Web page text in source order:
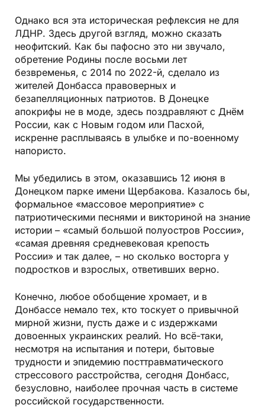
Однако вся эта историческая рефлексия не для
ЛДНР. Здесь другой взгляд, можно сказать
неофитский. Как бы пафосно это ни звучало,
обретение Родины после восьми лет
безвременья, с 2014 по 2022-й, сделало из
жителей Донбасса правоверных и
безапелляционных патриотов. В Донецке
апокрифы не в моде, здесь поздравляют с Днём
России, как с Новым годом или Пасхой,
искренне расплываясь в улыбке и по-военному
напористо.
Мы убедились в этом, оказавшись 12 июня в
Донецком парке имени Щербакова. Казалось бы,
формальное «массовое мероприятие» с
патриотическими песнями и викториной на знание
истории – «самый большой полуостров России»,
«самая древняя средневековая крепость
России» и так далее, – но сколько восторга у
подростков и взрослых, ответивших верно.
Конечно, любое обобщение хромает, и в
Донбассе немало тех, кто тоскует о привычной
мирной жизни, пусть даже и с издержками
довоенных украинских реалий. Но всё-таки,
несмотря на испытания и потери, бытовые
трудности и эпидемию посттравматического
стрессового расстройства, сегодня Донбасс,
безусловно, наиболее прочная часть в системе
российской государственности.